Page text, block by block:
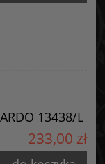
13438/L
233,00 zł